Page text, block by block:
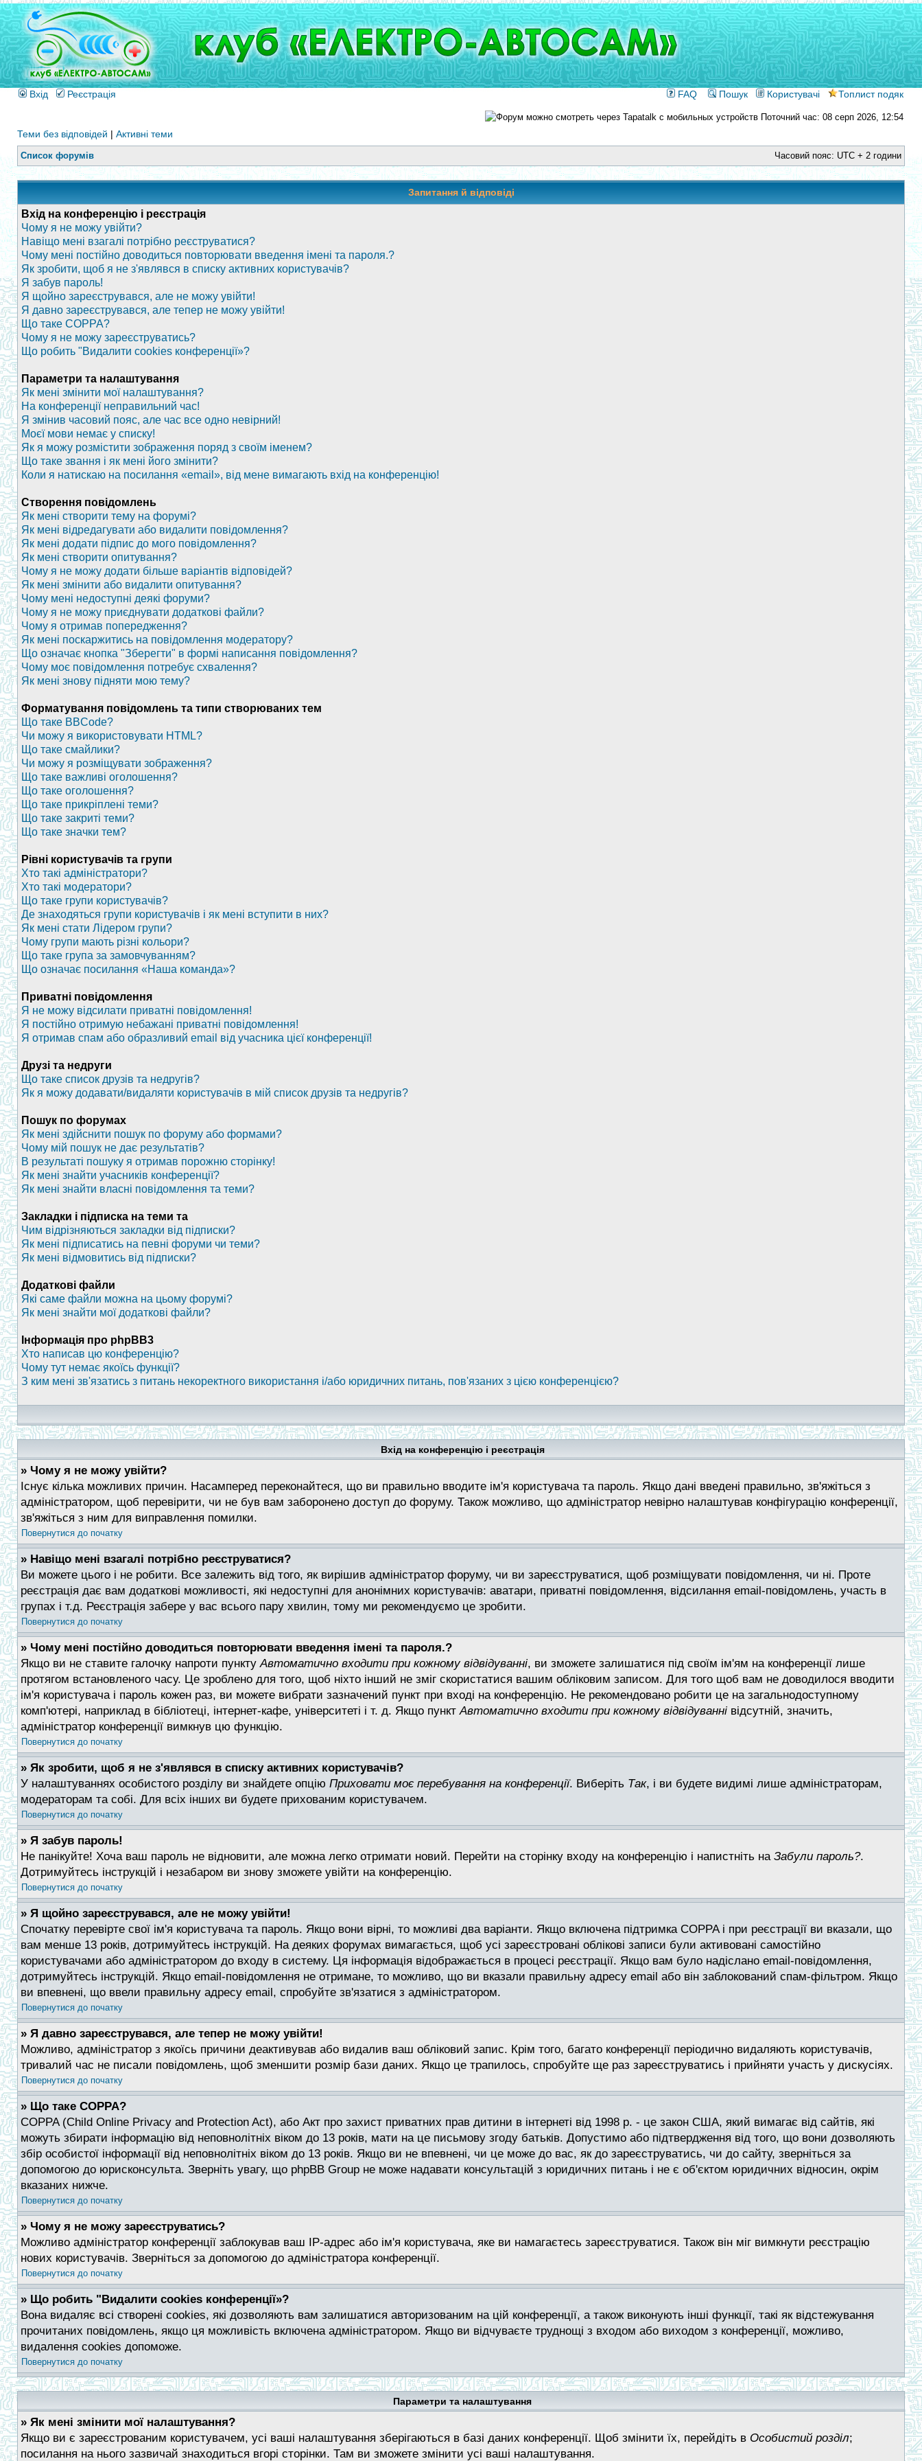
Вхід Реєстрація FAQ Пошук Користувачі Топлист подяк
Поточний час: 08 серп 2026, 12:54
Теми без відповідей | Активні теми
Список форумів Часовий пояс: UTC + 2 години
Запитання й відповіді
Вхід на конференцію і реєстрація
Чому я не можу увійти?
Навіщо мені взагалі потрібно реєструватися?
Чому мені постійно доводиться повторювати введення імені та пароля.?
Як зробити, щоб я не з'являвся в списку активних користувачів?
Я забув пароль!
Я щойно зареєструвався, але не можу увійти!
Я давно зареєструвався, але тепер не можу увійти!
Що таке COPPA?
Чому я не можу зареєструватись?
Що робить "Видалити cookies конференції»?
Параметри та налаштування
Як мені змінити мої налаштування?
На конференції неправильний час!
Я змінив часовий пояс, але час все одно невірний!
Моєї мови немає у списку!
Як я можу розмістити зображення поряд з своїм іменем?
Що таке звання і як мені його змінити?
Коли я натискаю на посилання «email», від мене вимагають вхід на конференцію!
Створення повідомлень
Як мені створити тему на форумі?
Як мені відредагувати або видалити повідомлення?
Як мені додати підпис до мого повідомлення?
Як мені створити опитування?
Чому я не можу додати більше варіантів відповідей?
Як мені змінити або видалити опитування?
Чому мені недоступні деякі форуми?
Чому я не можу приєднувати додаткові файли?
Чому я отримав попередження?
Як мені поскаржитись на повідомлення модератору?
Що означає кнопка "Зберегти" в формі написання повідомлення?
Чому моє повідомлення потребує схвалення?
Як мені знову підняти мою тему?
Форматування повідомлень та типи створюваних тем
Що таке BBCode?
Чи можу я використовувати HTML?
Що таке смайлики?
Чи можу я розміщувати зображення?
Що таке важливі оголошення?
Що таке оголошення?
Що таке прикріплені теми?
Що таке закриті теми?
Що таке значки тем?
Рівні користувачів та групи
Хто такі адміністратори?
Хто такі модератори?
Що таке групи користувачів?
Де знаходяться групи користувачів і як мені вступити в них?
Як мені стати Лідером групи?
Чому групи мають різні кольори?
Що таке група за замовчуванням?
Що означає посилання «Наша команда»?
Приватні повідомлення
Я не можу відсилати приватні повідомлення!
Я постійно отримую небажані приватні повідомлення!
Я отримав спам або образливий email від учасника цієї конференції!
Друзі та недруги
Що таке список друзів та недругів?
Як я можу додавати/видаляти користувачів в мій список друзів та недругів?
Пошук по форумах
Як мені здійснити пошук по форуму або формами?
Чому мій пошук не дає результатів?
В результаті пошуку я отримав порожню сторінку!
Як мені знайти учасників конференції?
Як мені знайти власні повідомлення та теми?
Закладки і підписка на теми та
Чим відрізняються закладки від підписки?
Як мені підписатись на певні форуми чи теми?
Як мені відмовитись від підписки?
Додаткові файли
Які саме файли можна на цьому форумі?
Як мені знайти мої додаткові файли?
Інформація про phpBB3
Хто написав цю конференцію?
Чому тут немає якоїсь функції?
З ким мені зв'язатись з питань некоректного використання і/або юридичних питань, пов'язаних з цією конференцією?
Вхід на конференцію і реєстрація
» Чому я не можу увійти?
Існує кілька можливих причин. Насамперед переконайтеся, що ви правильно вводите ім'я користувача та пароль. Якщо дані введені правильно, зв'яжіться з
адміністратором, щоб перевірити, чи не був вам заборонено доступ до форуму. Також можливо, що адміністратор невірно налаштував конфігурацію конференції,
зв'яжіться з ним для виправлення помилки.
Повернутися до початку
» Навіщо мені взагалі потрібно реєструватися?
Ви можете цього і не робити. Все залежить від того, як вирішив адміністратор форуму, чи ви зареєструватися, щоб розміщувати повідомлення, чи ні. Проте
реєстрація дає вам додаткові можливості, які недоступні для анонімних користувачів: аватари, приватні повідомлення, відсилання email-повідомлень, участь в
групах і т.д. Реєстрація забере у вас всього пару хвилин, тому ми рекомендуємо це зробити.
Повернутися до початку
» Чому мені постійно доводиться повторювати введення імені та пароля.?
Якщо ви не ставите галочку напроти пунктуАвтоматично входити при кожному відвідуванні, ви зможете залишатися під своїм ім'ям на конференції лише
протягом встановленого часу. Це зроблено для того, щоб ніхто інший не зміг скористатися вашим обліковим записом. Для того щоб вам не доводилося вводити
ім'я користувача і пароль кожен раз, ви можете вибрати зазначений пункт при вході на конференцію. Не рекомендовано робити це на загальнодоступному
комп'ютері, наприклад в бібліотеці, інтернет-кафе, університеті і т. д. Якщо пунктАвтоматично входити при кожному відвідуванні відсутній, значить,
адміністратор конференції вимкнув цю функцію.
Повернутися до початку
» Як зробити, щоб я не з'являвся в списку активних користувачів?
У налаштуваннях особистого розділу ви знайдете опцію Приховати моє перебування на конференції. Виберіть Так, і ви будете видимі лише адміністраторам,
модераторам та собі. Для всіх інших ви будете прихованим користувачем.
Повернутися до початку
» Я забув пароль!
Не панікуйте! Хоча ваш пароль не відновити, але можна легко отримати новий. Перейти на сторінку входу на конференцію і напистніть на Забули пароль?.
Дотримуйтесь інструкцій і незабаром ви знову зможете увійти на конференцію.
Повернутися до початку
» Я щойно зареєструвався, але не можу увійти!
Спочатку перевірте свої ім'я користувача та пароль. Якщо вони вірні, то можливі два варіанти. Якщо включена підтримка COPPA і при реєстрації ви вказали, що
вам менше 13 років, дотримуйтесь інструкцій. На деяких форумах вимагається, щоб усі зареєстровані облікові записи були активовані самостійно
користувачами або адміністратором до входу в систему. Ця інформація відображається в процесі реєстрації. Якщо вам було надіслано email-повідомлення,
дотримуйтесь інструкцій. Якщо email-повідомлення не отримане, то можливо, що ви вказали правильну адресу email або він заблокований спам-фільтром. Якщо
ви впевнені, що ввели правильну адресу email, спробуйте зв'язатися з адміністратором.
Повернутися до початку
» Я давно зареєструвався, але тепер не можу увійти!
Можливо, адміністратор з якоїсь причини деактивував або видалив ваш обліковий запис. Крім того, багато конференції періодично видаляють користувачів,
тривалий час не писали повідомлень, щоб зменшити розмір бази даних. Якщо це трапилось, спробуйте ще раз зареєструватись і прийняти участь у дискусіях.
Повернутися до початку
» Що таке COPPA?
COPPA (Child Online Privacy and Protection Act), або Акт про захист приватних прав дитини в інтернеті від 1998 р. - це закон США, який вимагає від сайтів, які
можуть збирати інформацію від неповнолітніх віком до 13 років, мати на це письмову згоду батьків. Допустимо або підтвердження від того, що вони дозволяють
збір особистої інформації від неповнолітніх віком до 13 років. Якщо ви не впевнені, чи це може до вас, як до зареєструватись, чи до сайту, зверніться за
допомогою до юрисконсульта. Зверніть увагу, що phpBB Group не може надавати консультацій з юридичних питань і не є об'єктом юридичних відносин, окрім
вказаних нижче.
Повернутися до початку
» Чому я не можу зареєструватись?
Можливо адміністратор конференції заблокував ваш IP-адрес або ім'я користувача, яке ви намагаєтесь зареєструватися. Також він міг вимкнути реєстрацію
нових користувачів. Зверніться за допомогою до адміністратора конференції.
Повернутися до початку
» Що робить "Видалити cookies конференції»?
Вона видаляє всі створені cookies, які дозволяють вам залишатися авторизованим на цій конференції, а також виконують інші функції, такі як відстежування
прочитаних повідомлень, якщо ця можливість включена адміністратором. Якщо ви відчуваєте труднощі з входом або виходом з конференції, можливо,
видалення cookies допоможе.
Повернутися до початку
Параметри та налаштування
» Як мені змінити мої налаштування?
Якщо ви є зареєстрованим користувачем, усі ваші налаштування зберігаються в базі даних конференції. Щоб змінити їх, перейдіть в Особистий розділ;
посилання на нього зазвичай знаходиться вгорі сторінки. Там ви зможете змінити усі ваші налаштування.